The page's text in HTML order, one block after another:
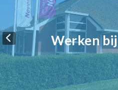
Werken